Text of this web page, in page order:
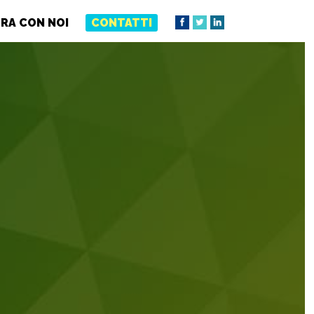
CON NOI CONTATTI